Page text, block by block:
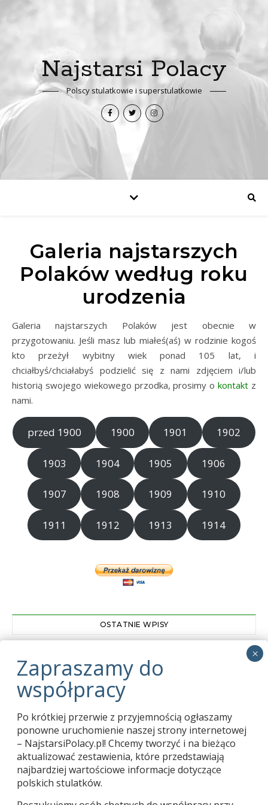
Najstarsi Polacy
Polscy stulatkowie i superstulatkowie
Galeria najstarszych
Polaków według roku
urodzenia
Galeria najstarszych Polaków jest obecnie w
przygotowaniu. Jeśli masz lub miałeś(aś) w rodzinie kogoś
kto przeżył wybitny wiek ponad 105 lat, i
chciałbyś/chciałabyś podzielić się z nami zdjęciem i/lub
historią swojego wiekowego przodka, prosimy okontakt z
nami.
przed 1900 1900 1901 1902
1903 1904 1905 1906
1907 1908 1909 1910
1911 1912 1913 1914
OSTATNIE WPISY
Zapraszamy do współpracy 01.03.2024
Pani Tekla Juniewicz kończy 114 lat
Karol Bogdan 1913-2020 04.06.2020
Po krótkiej przerwie z przyjemnością ogłaszamy
ponowne uruchomienie naszej strony internetowej
– NajstarsiPolacy.pl! Chcemy tworzyć i na bieżąco
aktualizować zestawienia, które przedstawiają
najbardziej wartościowe informacje dotyczące
polskich stulatków.